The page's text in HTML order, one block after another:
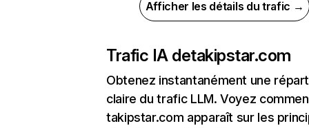
Afficher les détails du trafic →
Trafic IA detakipstar.com
Obtenez instantanément une
claire du trafic LLM. Voyez
takipstar.com apparaît sur les